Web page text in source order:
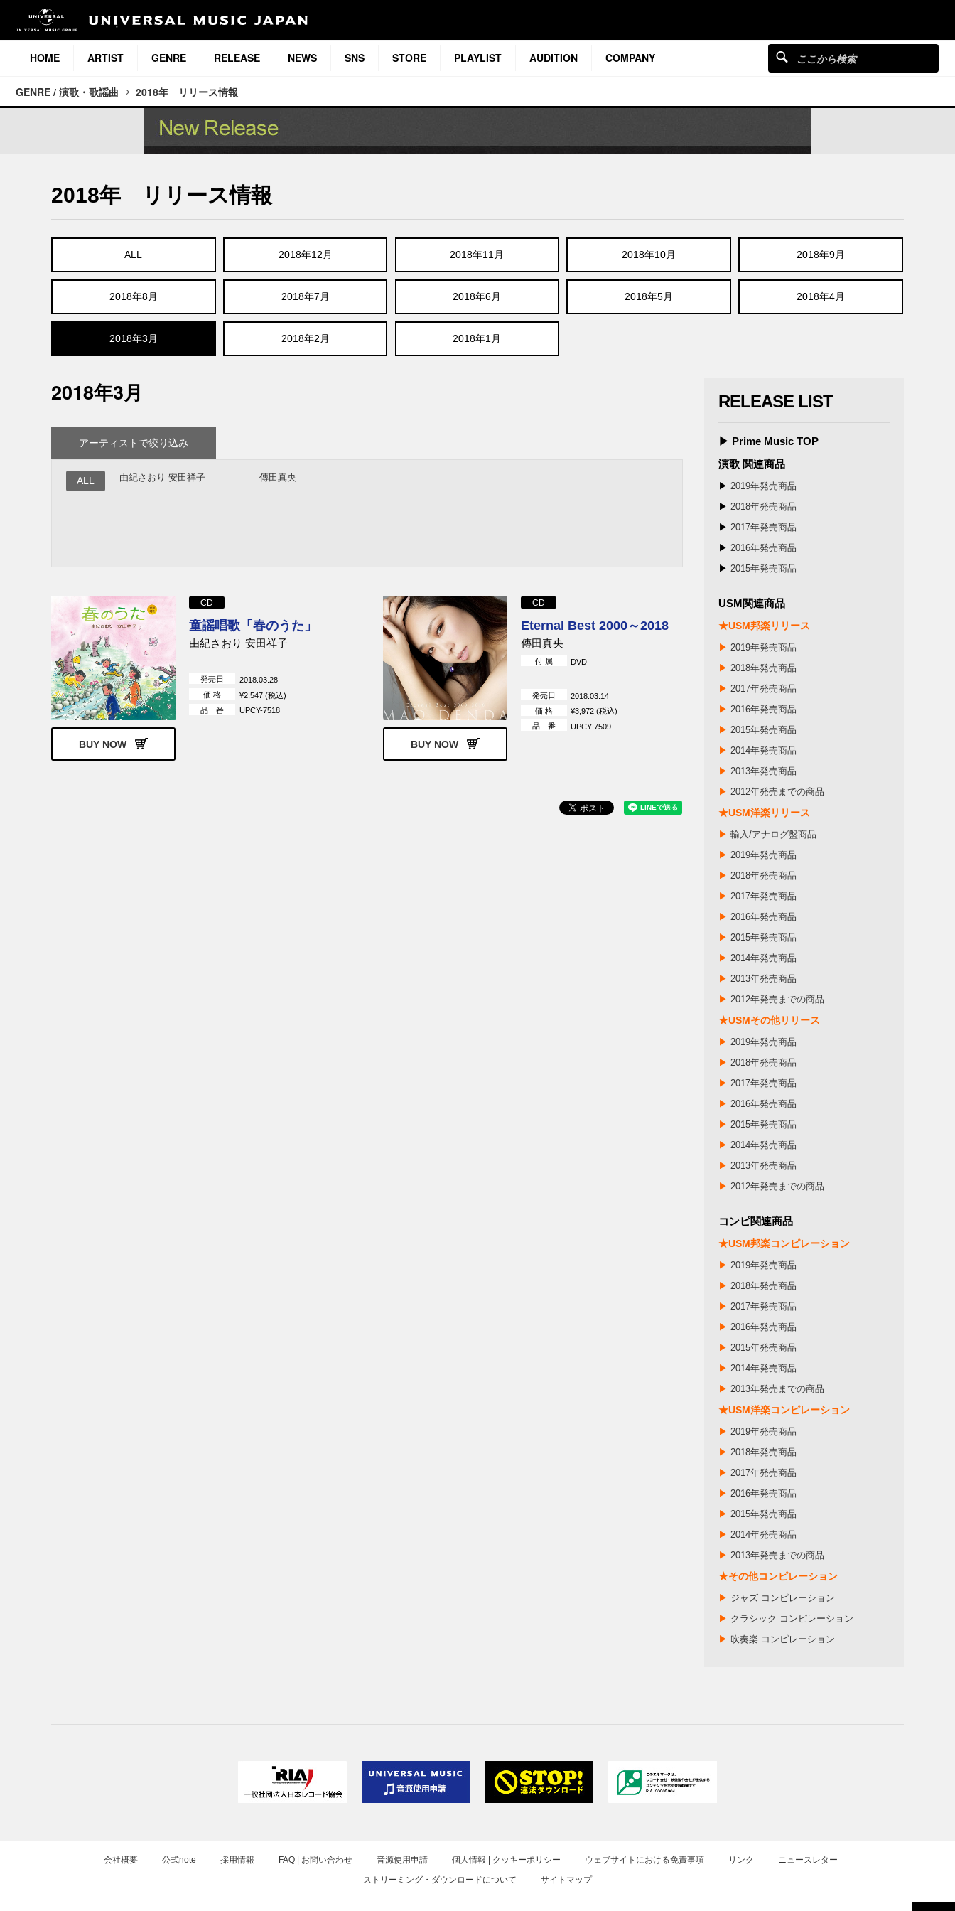
HOME ARTIST GENRE RELEASE NEWS SNS STORE PLAYLIST AUDITION COMPANY
GENRE / 演歌・歌謡曲 2018年 リリース情報
2018年 リリース情報
ALL 2018年12月 2018年11月 2018年10月 2018年9月
2018年8月 2018年7月 2018年6月 2018年5月 2018年4月
2018年3月 2018年2月 2018年1月
2018年3月
アーティストで絞り込み
ALL 由紀さおり 安田祥子 傳田真央
BUY NOW
CD
童謡唱歌「春のうた」
由紀さおり 安田祥子
発売日
2018.03.28
価 格
¥2,547 (税込)
品 番
UPCY-7518
BUY NOW
CD
Eternal Best 2000～2018
傳田真央
付 属 DVD
発売日
2018.03.14
価 格
¥3,972 (税込)
品 番
UPCY-7509
RELEASE LIST
▶ Prime Music TOP
演歌 関連商品
▶2019年発売商品
▶2018年発売商品
▶2017年発売商品
▶2016年発売商品
▶ 2015年発売商品
USM関連商品
★USM邦楽リリース
▶ 2019年発売商品
▶ 2018年発売商品
▶ 2017年発売商品
▶ 2016年発売商品
▶ 2015年発売商品
▶ 2014年発売商品
▶ 2013年発売商品
▶ 2012年発売までの商品
★USM洋楽リリース
▶ 輸入/アナログ盤商品
▶ 2019年発売商品
▶ 2018年発売商品
▶ 2017年発売商品
▶ 2016年発売商品
▶ 2015年発売商品
▶2014年発売商品
▶ 2013年発売商品
▶ 2012年発売までの商品
★USMその他リリース
▶ 2019年発売商品
▶ 2018年発売商品
▶ 2017年発売商品
▶ 2016年発売商品
▶ 2015年発売商品
▶ 2014年発売商品
▶ 2013年発売商品
▶ 2012年発売までの商品
コンピ関連商品
★USM邦楽コンピレーション
▶ 2019年発売商品
▶ 2018年発売商品
▶ 2017年発売商品
▶ 2016年発売商品
▶ 2015年発売商品
▶ 2014年発売商品
▶ 2013年発売までの商品
★USM洋楽コンピレーション
▶ 2019年発売商品
▶ 2018年発売商品
▶ 2017年発売商品
▶ 2016年発売商品
▶ 2015年発売商品
▶ 2014年発売商品
▶ 2013年発売までの商品
★その他コンピレーション
▶ ジャズ コンピレーション
▶ クラシック コンピレーション
▶ 吹奏楽 コンピレーション
会社概要 公式note 採用情報 FAQ | お問い合わせ 音源使用申請 個人情報 | クッキーポリシー ウェブサイトにおける免責事項 リンク ニュースレター
ストリーミング・ダウンロードについて サイトマップ